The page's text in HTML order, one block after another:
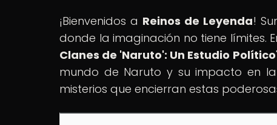
¡Bienvenidos a Reinos de Leyenda!
donde la imaginación no tiene límites.
Clanes de 'Naruto': Un Estudio Político
mundo de Naruto y su impacto en
misterios que encierran estas